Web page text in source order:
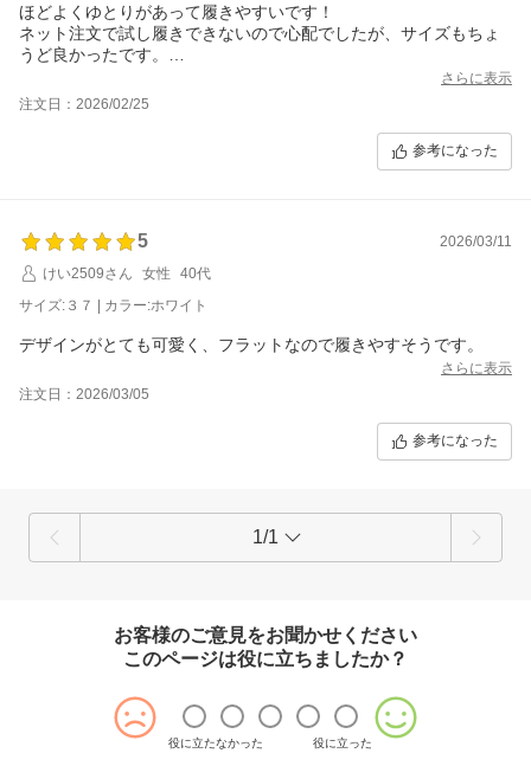
ほどよくゆとりがあって履きやすいです！
ネット注文で試し履きできないので心配でしたが、サイズもちょ
うど良かったです。
シンプルで何にでも合わせやすく、普段履きにもちょっとしたお
さらに表示
注文日：2026/02/25
参考になった
5
2026/03/11
けい2509さん
女性
40代
サイズ:３７ | カラー:ホワイト
デザインがとても可愛く、フラットなので履きやすそうです。
さらに表示
注文日：2026/03/05
参考になった
1/1
お客様のご意見をお聞かせください
このページは役に立ちましたか？
役に立たなかった 役に立った